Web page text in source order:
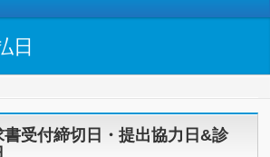
日
受付締切日・提出協力日&診